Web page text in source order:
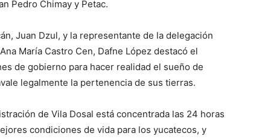
Pedro Chimay y Petac.
Juan Dzul, y la representante de la delegación
María Castro Cen, Dafne López destacó el
de gobierno para hacer realidad el sueño de
legalmente la pertenencia de sus tierras.
de Vila Dosal está concentrada las 24 horas
condiciones de vida para los yucatecos, y